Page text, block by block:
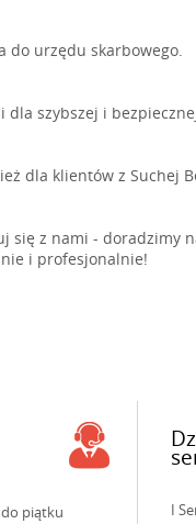
do urzędu skarbowego.
szybszej i
dla klientów z Suchej
się z nami - doradzimy
i profesjonalnie!
piątku
I